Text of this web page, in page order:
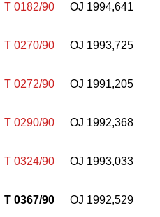
T 0182/90 OJ 1994,641
T 0270/90 OJ 1993,725
T 0272/90 OJ 1991,205
T 0290/90 OJ 1992,368
T 0324/90 OJ 1993,033
T 0367/90 OJ 1992,529